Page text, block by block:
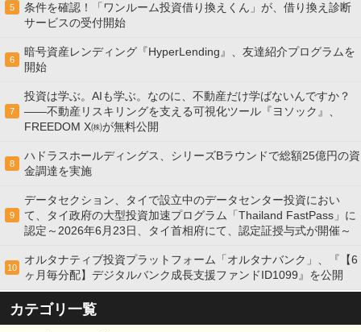
5
条件を確認！「ワンルーム投資借り換えくん」が、借り換え診断
サービスの受付開始
6
暗号資産レンディング『HyperLending』、友達紹介プログラムを
開始
7
投資は学ぶ。AIも学ぶ。なのに、不動産だけ学ばないんですか？
——不動産リスキリングを支える可視化ツール『ヨソック』、
FREEDOM X㈱が無料公開
8
ハドラスホールディングス、シリーズBラウンドで総額25億円の資
金調達を実施
9
データセクション、タイで設立中のデータセンター投資におい
て、タイ政府の大型投資加速プログラム「Thailand FastPass」に
認定～2026年6月23日、タイ首相府にて、認定証授与式が開催～
10
オルタナティブ投資プラットフォーム「オルタナバンク」、『【6
ヶ月毎分配】デジタルバンク成長支援ファンドID1099』を公開
カテゴリ一覧